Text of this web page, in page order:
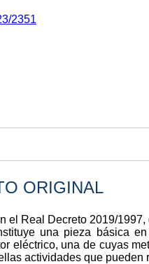
2351
ORIGINAL
el Real Decreto 2019/
una pieza básica
eléctrico, una de cuyas
actividades que